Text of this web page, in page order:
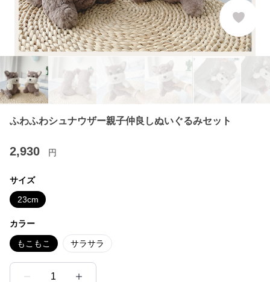
ふわふわシュナウザー親子仲良しぬいぐるみセット
2,930 円
サイズ
23cm
カラー
もこもこ サラサラ
1